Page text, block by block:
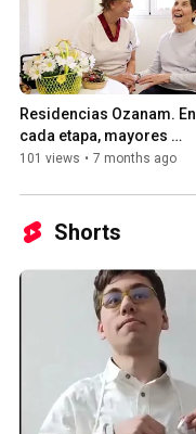
Residencias Ozanam. En
cada etapa, mayores
cuidados
101 views • 7 months ago
Shorts